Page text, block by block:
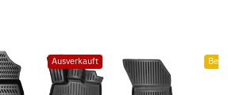
Ausverkauft